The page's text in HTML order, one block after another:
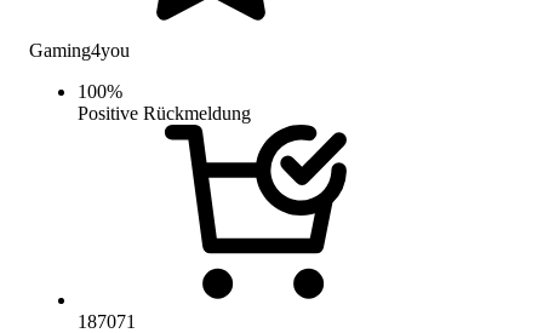
Gaming4you
100%
Positive Rückmeldung
187071